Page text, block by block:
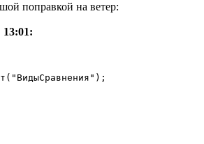
поправкой на ветер: